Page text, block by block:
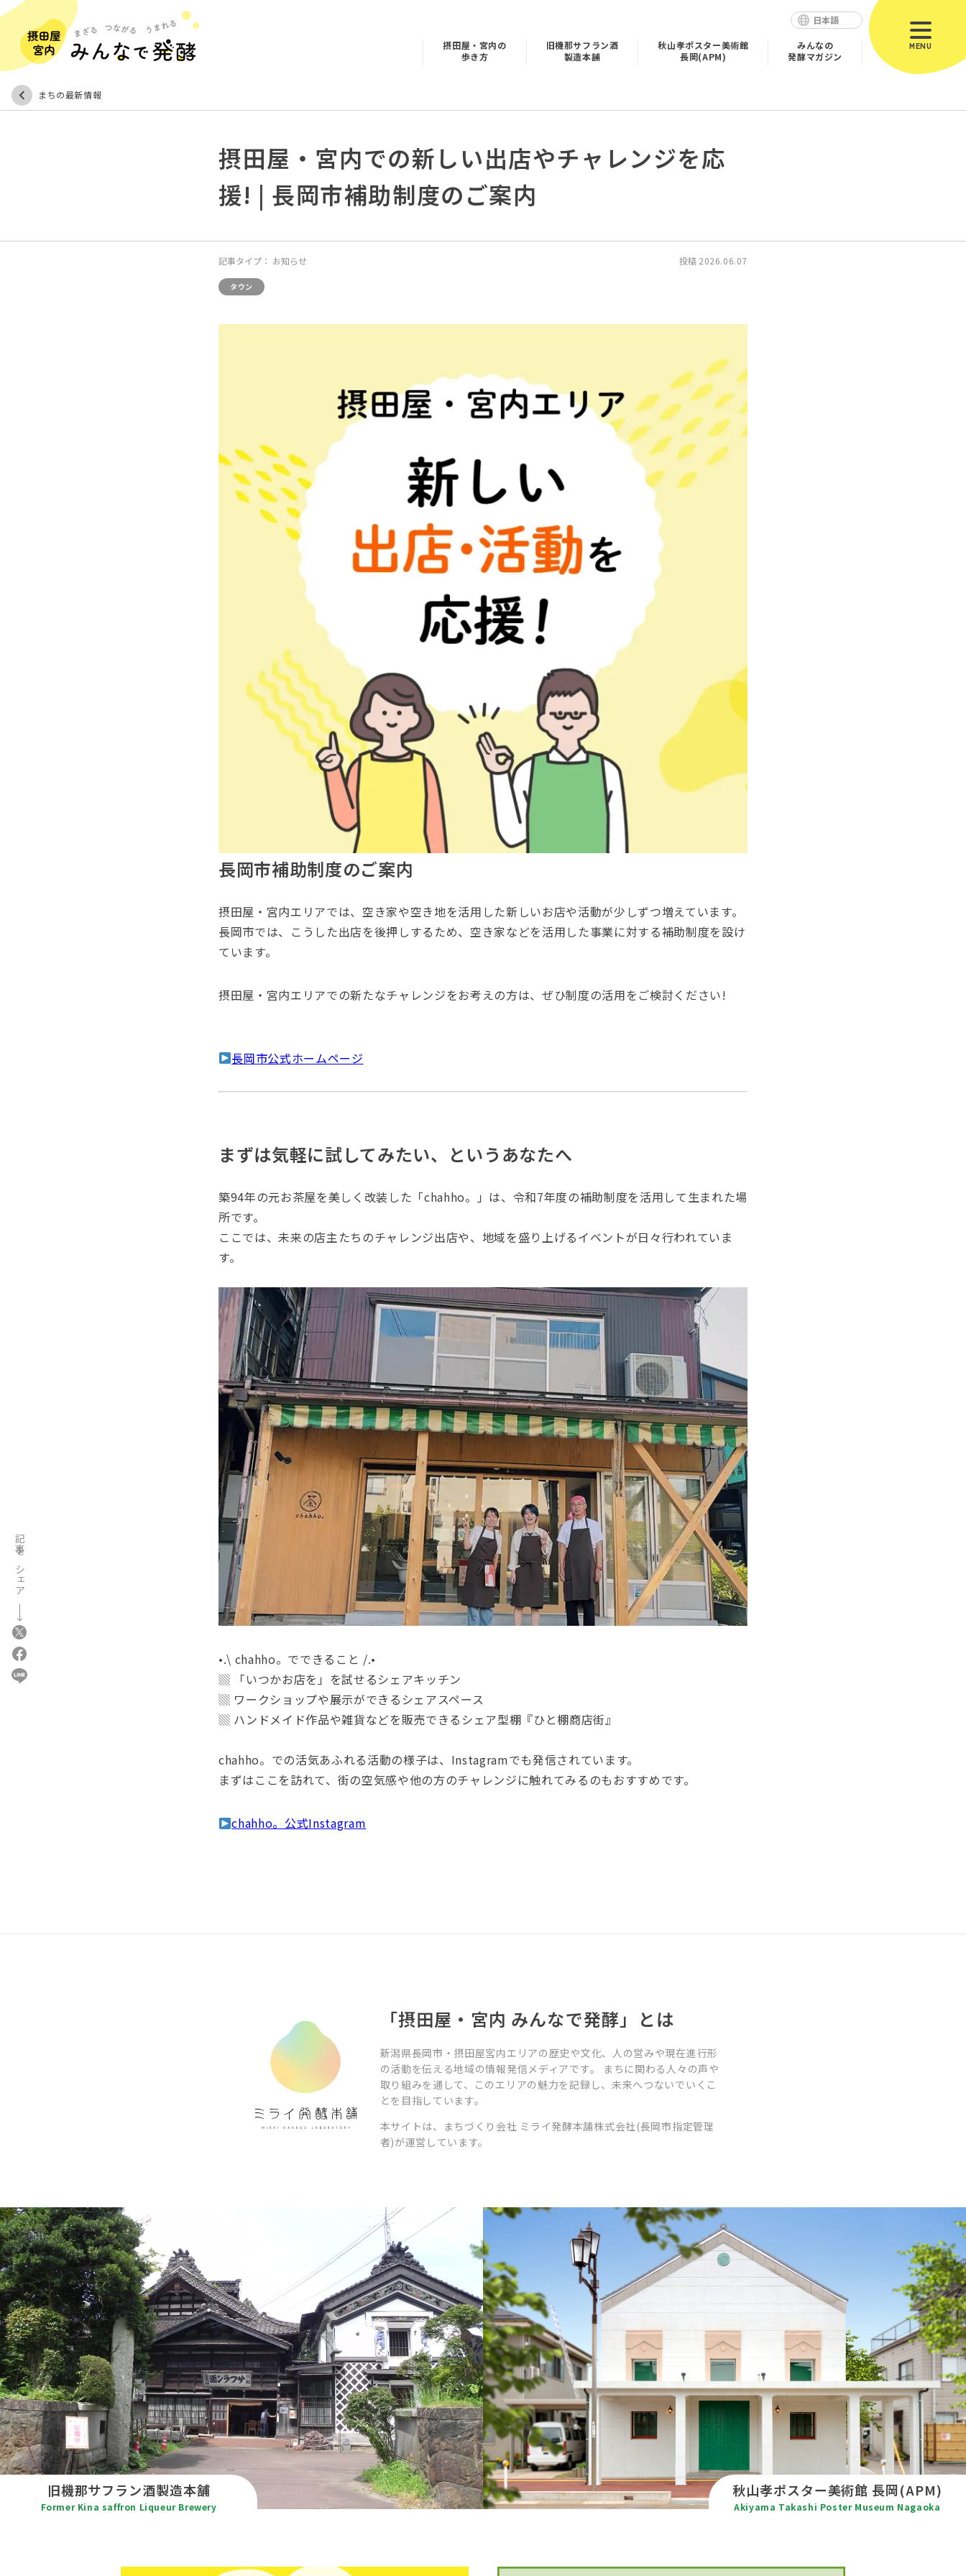
日本語
摂田屋・宮内の
歩き方
旧機那サフラン酒
製造本舗
秋山孝ポスター美術館
長岡(APM)
みんなの
発酵マガジン
MENU
まちの最新情報
摂田屋・宮内での新しい出店やチャレンジを応
援! | 長岡市補助制度のご案内
記事タイプ： お知らせ 投稿 2026.06.07
タウン
長岡市補助制度のご案内
摂田屋・宮内エリアでは、空き家や空き地を活用した新しいお店や活動が少しずつ増えています。
長岡市では、こうした出店を後押しするため、空き家などを活用した事業に対する補助制度を設け
ています。
摂田屋・宮内エリアでの新たなチャレンジをお考えの方は、ぜひ制度の活用をご検討ください!
長岡市公式ホームページ
まずは気軽に試してみたい、というあなたへ
築94年の元お茶屋を美しく改装した「chahho。」は、令和7年度の補助制度を活用して生まれた場
所です。
ここでは、未来の店主たちのチャレンジ出店や、地域を盛り上げるイベントが日々行われていま
す。
•.\ chahho。でできること /.•
▒ 「いつかお店を」を試せるシェアキッチン
▒ ワークショップや展示ができるシェアスペース
▒ ハンドメイド作品や雑貨などを販売できるシェア型棚『ひと棚商店街』
chahho。での活気あふれる活動の様子は、Instagramでも発信されています。
まずはここを訪れて、街の空気感や他の方のチャレンジに触れてみるのもおすすめです。
chahho。公式Instagram
記事をシェア
「摂田屋・宮内 みんなで発酵」とは
新潟県長岡市・摂田屋宮内エリアの歴史や文化、人の営みや現在進行形
の活動を伝える地域の情報発信メディアです。 まちに関わる人々の声や
取り組みを通して、このエリアの魅力を記録し、未来へつないでいくこ
とを目指しています。
本サイトは、まちづくり会社 ミライ発酵本舗株式会社(長岡市指定管理
者)が運営しています。
旧機那サフラン酒製造本舗
Former Kina saffron Liqueur Brewery
秋山孝ポスター美術館 長岡(APM)
Akiyama Takashi Poster Museum Nagaoka